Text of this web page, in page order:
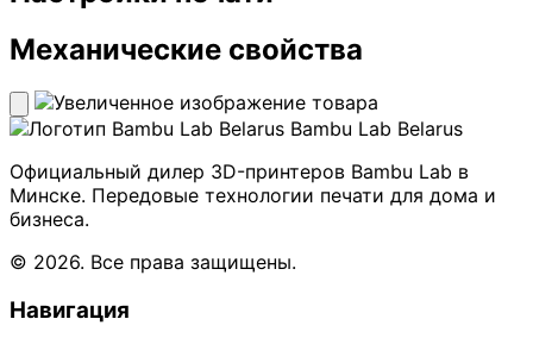
Механические свойства
Bambu Lab Belarus
Официальный дилер 3D-принтеров Bambu Lab в
Минске. Передовые технологии печати для дома и
бизнеса.
© 2026. Все права защищены.
Навигация